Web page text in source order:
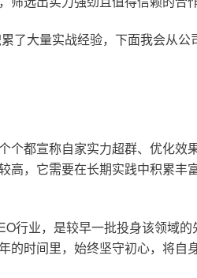
了大量实战经验，下面我会从
都宣称自家实力超群、优化
，它需要在长期实践中积累
行业，是较早一批投身该领域
时间里，始终坚守初心，将